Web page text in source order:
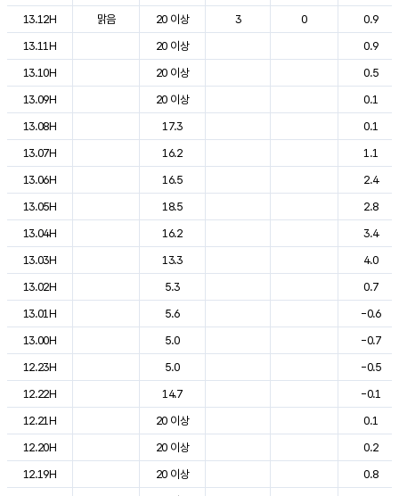
13.12H
맑음 20 이상 3 0
0.9
13.11H
20 이상
0.9
13.10H
20 이상
0.5
13.09H
20 이상
0.1
13.08H
17.3
0.1
13.07H
16.2
1.1
13.06H
16.5
2.4
13.05H
18.5
2.8
13.04H
16.2
3.4
13.03H
13.3
4.0
13.02H
5.3
0.7
13.01H
5.6
-0.6
13.00H
5.0
-0.7
12.23H
5.0
-0.5
12.22H
14.7
-0.1
12.21H
20 이상
0.1
12.20H
20 이상
0.2
12.19H
20 이상
0.8